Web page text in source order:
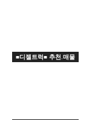
■디젤트럭■ 추천.매물